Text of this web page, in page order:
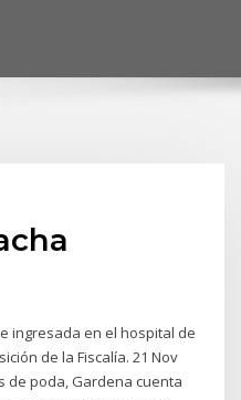
ingresada en el hospital de
de la Fiscalía. 21 Nov
de poda, Gardena cuenta